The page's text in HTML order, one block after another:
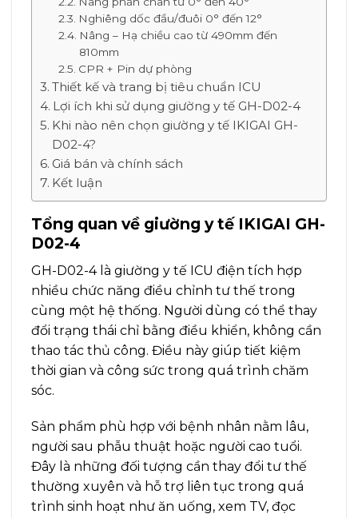
Nghiêng dốc đầu/đuôi 0° đến 12°
Nâng – Hạ chiều cao từ 490mm đến
810mm
CPR + Pin dự phòng
Thiết kế và trang bị tiêu chuẩn ICU
Lợi ích khi sử dụng giường y tế GH-D02-4
Khi nào nên chọn giường y tế IKIGAI GH-
D02-4?
Giá bán và chính sách
Kết luận
Tổng quan về giường y tế IKIGAI GH-
D02-4
GH-D02-4 là giường y tế ICU điện tích hợp
nhiều chức năng điều chỉnh tư thế trong
cùng một hệ thống. Người dùng có thể thay
đổi trạng thái chỉ bằng điều khiển, không cần
thao tác thủ công. Điều này giúp tiết kiệm
thời gian và công sức trong quá trình chăm
sóc.
Sản phẩm phù hợp với bệnh nhân nằm lâu,
người sau phẫu thuật hoặc người cao tuổi.
Đây là những đối tượng cần thay đổi tư thế
thường xuyên và hỗ trợ liên tục trong quá
trình sinh hoạt như ăn uống, xem TV, đọc